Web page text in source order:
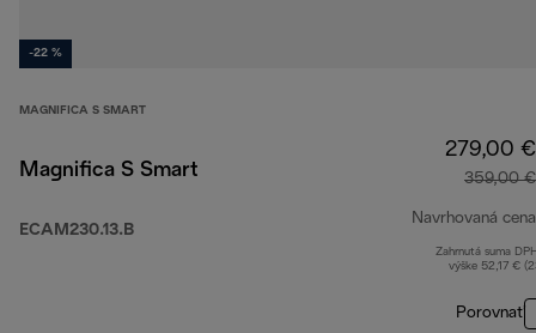
-22 %
MAGNIFICA S SMART
Magnifica S Smart
ECAM230.13.B
279,00 €
359,00 €
Navrhovaná cena
Zahrnutá suma
výške 52,17 €
Porovnať